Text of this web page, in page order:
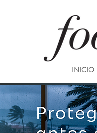
INICIO